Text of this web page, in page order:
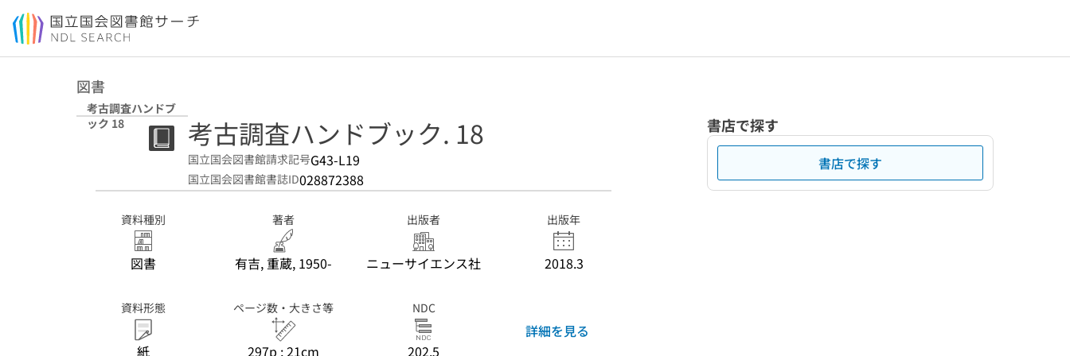
本文へ移動
図書
考古調査ハンドブ
ック 18
考古調査ハンドブック. 18
国立国会図書館請求記号G43-L19
国立国会図書館書誌ID028872388
資料種別
図書
著者
有吉, 重蔵, 1950-
出版者
ニューサイエンス社
出版年
2018.3
資料形態
紙
ページ数・大きさ等
297p ; 21cm
NDC
202.5
詳細を見る
書店で探す
書店で探す